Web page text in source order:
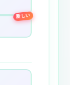
新しい